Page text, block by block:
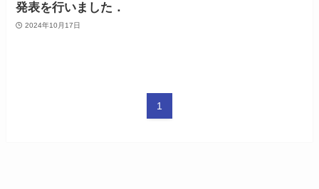
発表を行いました．
2024年10月17日
1